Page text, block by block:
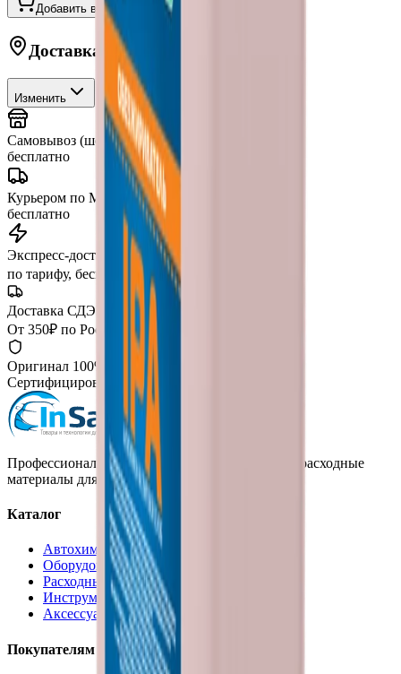
Добавить в корзину
Доставка в Москву
Изменить
Самовывоз (шоу-рум)сегодня
бесплатно
Курьером по Москвеот 3 часов
бесплатно
Экспресс-доставка
от 2 часов
по тарифу, беспл. от 15 000 ₽
Доставка СДЭК
От 350₽ по России
Оригинал 100%
Сертифицированный товар
Профессиональная автохимия, оборудование и расходные
материалы для детейлинга.
Каталог
Автохимия
Оборудование
Расходные материалы
Инструменты
Аксессуары
Покупателям